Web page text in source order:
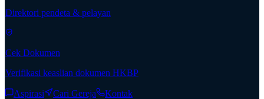
Direktori pendeta & pelayan
Cek Dokumen
Verifikasi keaslian dokumen HKBP
Aspirasi Cari Gereja
Kontak